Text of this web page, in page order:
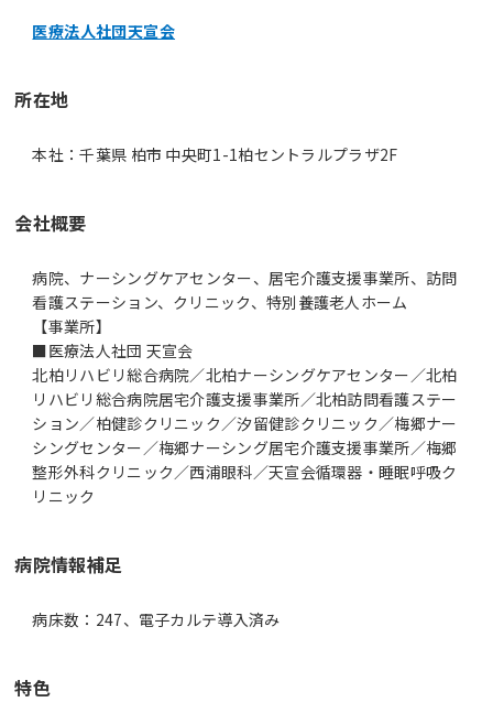
医療法人社団天宣会
所在地
本社：千葉県 柏市 中央町1-1柏セントラルプラザ2F
会社概要
病院、ナーシングケアセンター、居宅介護支援事業所、訪問
看護ステーション、クリニック、特別養護老人ホーム
【事業所】
■医療法人社団 天宣会
北柏リハビリ総合病院／北柏ナーシングケアセンター／北柏
リハビリ総合病院居宅介護支援事業所／北柏訪問看護ステー
ション／柏健診クリニック／汐留健診クリニック／梅郷ナー
シングセンター／梅郷ナーシング居宅介護支援事業所／梅郷
整形外科クリニック／西浦眼科／天宣会循環器・睡眠呼吸ク
リニック
病院情報補足
病床数：247、電子カルテ導入済み
特色